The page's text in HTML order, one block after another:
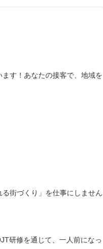
す！あなたの接客で、地域を
街づくり」を仕事にしません
研修を通じて、一人前になっ